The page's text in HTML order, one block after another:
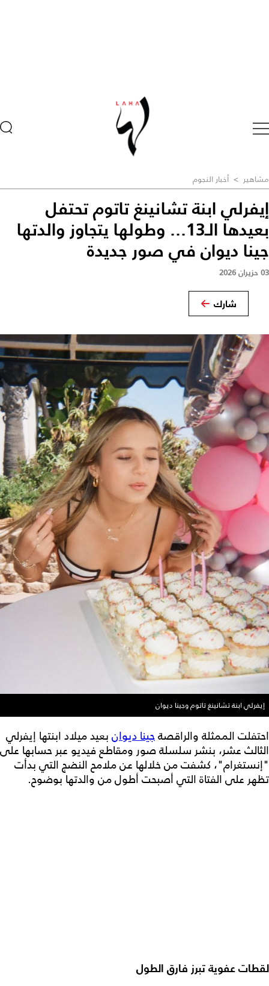
مشاهير > أخبار النجوم
إيفرلي ابنة تشانينغ تاتوم تحتفل
بعيدها الـ13... وطولها يتجاوز والدتها
جينا ديوان في صور جديدة
03 حزيران 2026
شارك
إيفرلي ابنة تشانينغ تاتوم وجينا ديوان
احتفلت الممثلة والراقصةجينا ديوان بعيد ميلاد ابنتها إيفرلي
الثالث عشر، بنشر سلسلة صور ومقاطع فيديو عبر حسابها على
"إنستغرام"، كشفت من خلالها عن ملامح النضج التي بدأت
تظهر على الفتاة التي أصبحت أطول من والدتها بوضوح.
لقطات عفوية تبرز فارق الطول